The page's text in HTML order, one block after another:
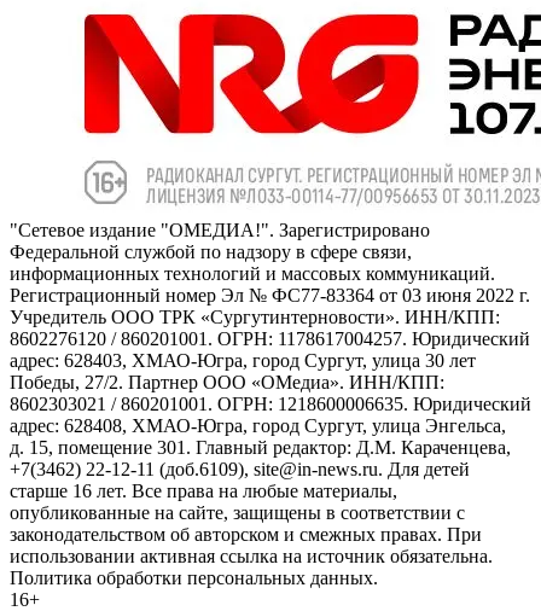
"Сетевое издание "ОМЕДИА!". Зарегистрировано
Федеральной службой по надзору в сфере связи,
информационных технологий и массовых коммуникаций.
Регистрационный номер Эл № ФС77-83364 от 03 июня 2022 г.
Учредитель ООО ТРК «Сургутинтерновости». ИНН/КПП:
8602276120 / 860201001. ОГРН: 1178617004257. Юридический
адрес: 628403, ХМАО-Югра, город Сургут, улица 30 лет
Победы, 27/2. Партнер ООО «ОМедиа». ИНН/КПП:
8602303021 / 860201001. ОГРН: 1218600006635. Юридический
адрес: 628408, ХМАО-Югра, город Сургут, улица Энгельса,
д. 15, помещение 301. Главный редактор: Д.М. Караченцева,
+7(3462) 22-12-11 (доб.6109), site@in-news.ru. Для детей
старше 16 лет. Все права на любые материалы,
опубликованные на сайте, защищены в соответствии с
законодательством об авторском и смежных правах. При
использовании активная ссылка на источник обязательна.
Политика обработки персональных данных.
16+